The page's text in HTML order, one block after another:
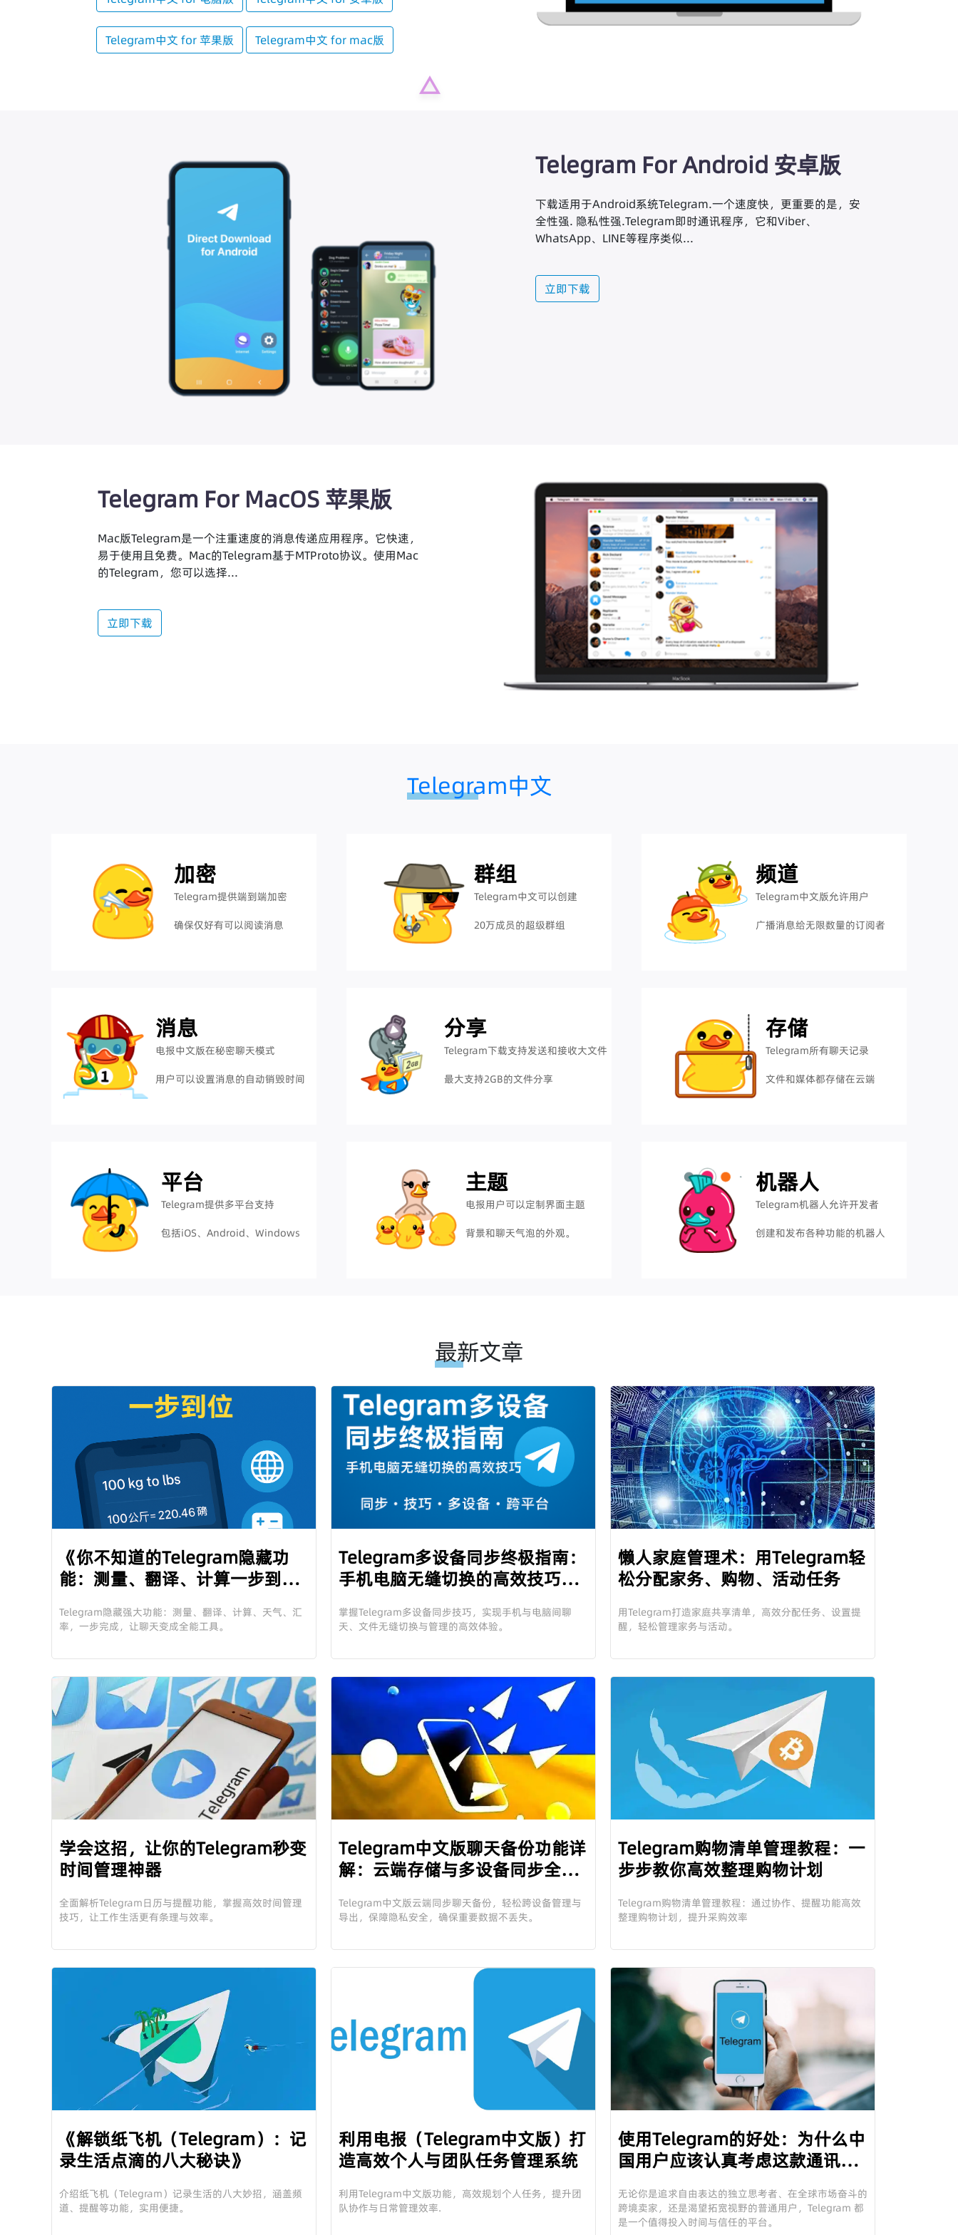
Telegram中文 for 苹果版 Telegram中文 for mac版
Telegram For Android 安卓版
下载适用于Android系统Telegram.一个速度快，更重要的是，安
全性强. 隐私性强.Telegram即时通讯程序，它和Viber、
WhatsApp、LINE等程序类似...
立即下载
Telegram For MacOS 苹果版
Mac版Telegram是一个注重速度的消息传递应用程序。它快速，
易于使用且免费。Mac的Telegram基于MTProto协议。使用Mac
的Telegram，您可以选择...
立即下载
Telegram中文
加密
Telegram提供端到端加密
确保仅好有可以阅读消息
群组
Telegram中文可以创建
20万成员的超级群组
频道
Telegram中文版允许用户
广播消息给无限数量的订阅者
消息
电报中文版在秘密聊天模式
用户可以设置消息的自动销毁时间
分享
Telegram下载支持发送和接收大文件
最大支持2GB的文件分享
存储
Telegram所有聊天记录
文件和媒体都存储在云端
平台
Telegram提供多平台支持
包括iOS、Android、Windows
主题
电报用户可以定制界面主题
背景和聊天气泡的外观。
机器人
Telegram机器人允许开发者
创建和发布各种功能的机器人
最新文章
《你不知道的Telegram隐藏功
能：测量、翻译、计算一步到
Telegram隐藏强大功能：测量、翻译、计算、天气、汇
率，一步完成，让聊天变成全能工具。
Telegram多设备同步终极指南：
手机电脑无缝切换的高效技巧
掌握Telegram多设备同步技巧，实现手机与电脑间聊
天、文件无缝切换与管理的高效体验。
懒人家庭管理术：用Telegram轻
松分配家务、购物、活动任务
用Telegram打造家庭共享清单，高效分配任务、设置提
醒，轻松管理家务与活动。
学会这招，让你的Telegram秒变
时间管理神器
全面解析Telegram日历与提醒功能，掌握高效时间管理
技巧，让工作生活更有条理与效率。
Telegram中文版聊天备份功能详
解：云端存储与多设备同步全面
Telegram中文版云端同步聊天备份，轻松跨设备管理与
导出，保障隐私安全，确保重要数据不丢失。
Telegram购物清单管理教程：一
步步教你高效整理购物计划
Telegram购物清单管理教程：通过协作、提醒功能高效
整理购物计划，提升采购效率
《解锁纸飞机（Telegram）：记
录生活点滴的八大秘诀》
介绍纸飞机（Telegram）记录生活的八大妙招，涵盖频
道、提醒等功能，实用便捷。
利用电报（Telegram中文版）打
造高效个人与团队任务管理系统
利用Telegram中文版功能，高效规划个人任务，提升团
队协作与日常管理效率.
使用Telegram的好处：为什么中
国用户应该认真考虑这款通讯应
无论你是追求自由表达的独立思考者、在全球市场奋斗的
跨境卖家，还是渴望拓宽视野的普通用户，Telegram 都
是一个值得投入时间与信任的平台。